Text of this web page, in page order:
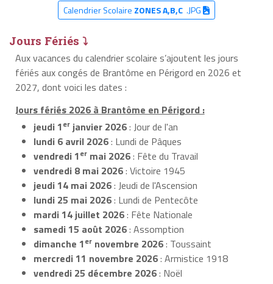
Calendrier Scolaire ZONES A,B,C.JPG
Jours Fériés ⤵
Aux vacances du calendrier scolaire s’ajoutent les jours
fériés aux congés de Brantôme en Périgord en 2026 et
2027, dont voici les dates :
Jours fériés 2026 à Brantôme en Périgord :
jeudi 1er janvier 2026: Jour de l'an
lundi 6 avril 2026: Lundi de Pâques
vendredi 1er mai 2026: Fête du Travail
vendredi 8 mai 2026: Victoire 1945
jeudi 14 mai 2026: Jeudi de l'Ascension
lundi 25 mai 2026: Lundi de Pentecôte
mardi 14 juillet 2026: Fête Nationale
samedi 15 août 2026: Assomption
dimanche 1er novembre 2026: Toussaint
mercredi 11 novembre 2026: Armistice 1918
vendredi 25 décembre 2026: Noël